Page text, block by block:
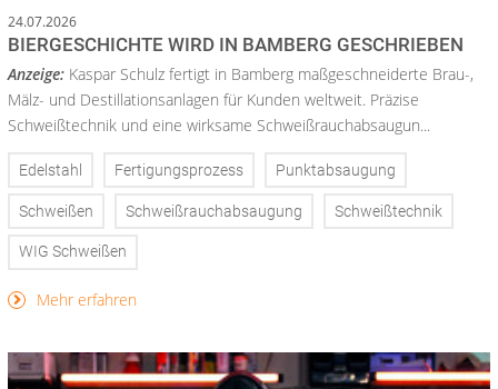
24.07.2026
BIERGESCHICHTE WIRD IN BAMBERG GESCHRIEBEN
Anzeige: Kaspar Schulz fertigt in Bamberg maßgeschneiderte Brau-,
Mälz- und Destillationsanlagen für Kunden weltweit. Präzise
Schweißtechnik und eine wirksame Schweißrauchabsaugun...
Edelstahl Fertigungsprozess Punktabsaugung
Schweißen Schweißrauchabsaugung Schweißtechnik
WIG Schweißen
Mehr erfahren